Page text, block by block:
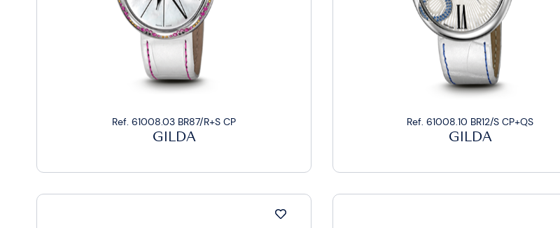
Ref. 61008.03 BR87/R+S CP
GILDA
Ref. 61008.10 BR12/S CP+QS
GILDA